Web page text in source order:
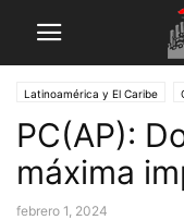
Latinoamérica y El Caribe
PC(AP):
máxima
febrero 1, 2024